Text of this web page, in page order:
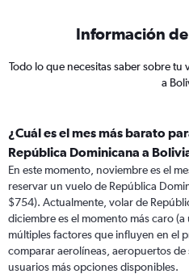
Información
Todo lo que necesitas saber sobre
a
¿Cuál es el mes más barato
República Dominicana a
En este momento, noviembre es el
reservar un vuelo de República
$754). Actualmente, volar de
diciembre es el momento más caro
múltiples factores que influyen en el
comparar aerolíneas, aeropuertos
usuarios más opciones disponibles.